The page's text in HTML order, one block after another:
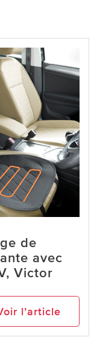
de
avec
Victor
l’article